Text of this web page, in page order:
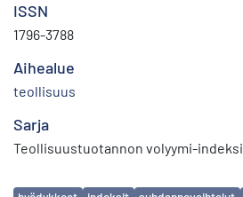
ISSN
1796-3788
Aihealue
teollisuus
Sarja
Teollisuustuotannon volyymi-indeksi
Avainsanat